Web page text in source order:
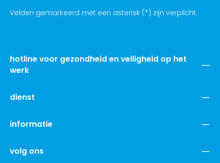
Velden gemarkeerd met een asterisk (*) zijn verplicht.
hotline voor gezondheid en veiligheid op het
werk
dienst
informatie
volg ons